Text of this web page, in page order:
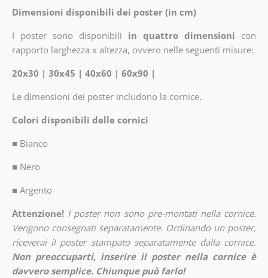
Dimensioni disponibili dei poster (in cm)
I poster sono disponibili in quattro dimensioni con
rapporto larghezza x altezza, ovvero nelle seguenti misure:
20x30 | 30x45 | 40x60 | 60x90 |
Le dimensioni dei poster includono la cornice.
Colori disponibili delle cornici
■ Bianco
■ Nero
■ Argento
Attenzione! I poster non sono pre-montati nella cornice.
Vengono consegnati separatamente. Ordinando un poster,
riceverai il poster stampato separatamente dalla cornice.
Non preoccuparti, inserire il poster nella cornice è
davvero semplice. Chiunque può farlo!